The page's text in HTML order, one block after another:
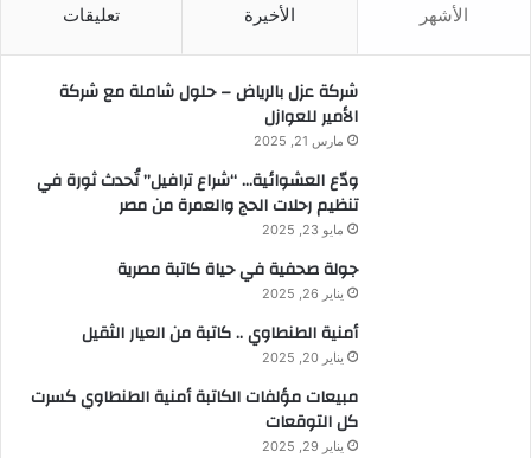
الأشهر الأخيرة تعليقات
شركة عزل بالرياض – حلول شاملة مع شركة
الأمير للعوازل
مارس 21, 2025
ودّع العشوائية… “شراع ترافيل” تُحدث ثورة في
تنظيم رحلات الحج والعمرة من مصر
مايو 23, 2025
جولة صحفية في حياة كاتبة مصرية
يناير 26, 2025
أمنية الطنطاوي .. كاتبة من العيار الثقيل
يناير 20, 2025
مبيعات مؤلفات الكاتبة أمنية الطنطاوي كسرت
كل التوقعات
يناير 29, 2025